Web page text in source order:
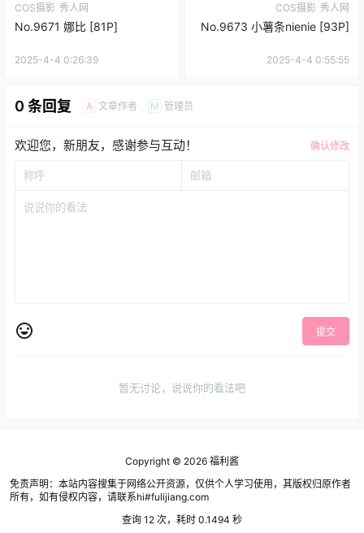
COS摄影 秀人网
No.9671 娜比 [81P]
2025-4-4 0:26:39
COS摄影 秀人网
No.9673 小薯条nienie [93P]
2025-4-4 0:55:55
0 条回复 A 文章作者 M 管理员
欢迎您，新朋友，感谢参与互动！ 确认修改
提交
暂无讨论，说说你的看法吧
Copyright © 2026 福利酱
免责声明：本站内容搜集于网络公开资源，仅供个人学习使用，其版权归原作者
所有，如有侵权内容，请联系hi#fulijiang.com
查询 12 次，耗时 0.1494 秒